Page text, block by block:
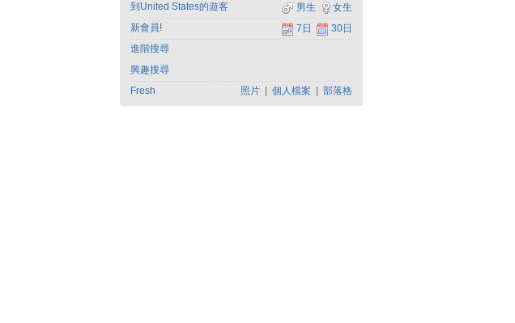
到United States的遊客
女生
男生
新會員!
30日
7日
進階搜尋
興趣搜尋
Fresh
照片 個人檔案 部落格